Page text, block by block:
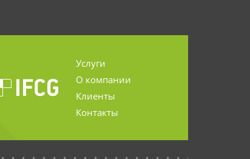
Услуги
О компании
Клиенты
Контакты